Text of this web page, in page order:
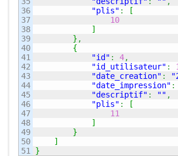
36
37
38
39
40
41
42
43
44
45
46
47
48
49
50
"plis" :
[
10
]
} ,
{
"id" : 4,
"id_utilisateur" :
"date_creation" :
"date_impression" :
"descriptif" : "" ,
"plis" :
[
11
]
}
]
}